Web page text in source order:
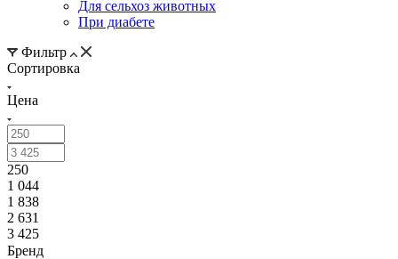
Для сельхоз животных
При диабете
Фильтр
Сортировка
Цена
250
1 044
1 838
2 631
3 425
Бренд